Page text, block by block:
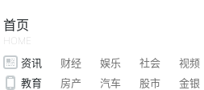
首页
HOME
资讯 财经 娱乐 社会 视频
教育
房产 汽车 股市 金银